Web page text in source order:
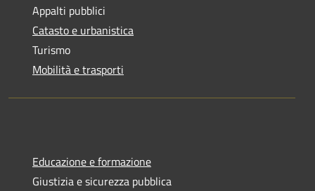
Appalti pubblici
Catasto e urbanistica
Turismo
Mobilità e trasporti
Educazione e formazione
Giustizia e sicurezza pubblica